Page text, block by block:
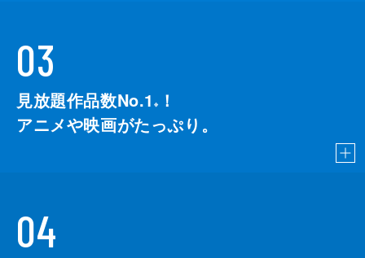
03
見放題作品数No.1 ※
！
アニメや映画がたっぷり。
04